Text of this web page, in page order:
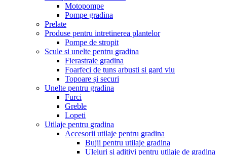
Motopompe
Pompe gradina
Prelate
Produse pentru intretinerea plantelor
Pompe de stropit
Scule si unelte pentru gradina
Fierastraie gradina
Foarfeci de tuns arbusti si gard viu
Topoare și securi
Unelte pentru gradina
Furci
Greble
Lopeti
Utilaje pentru gradina
Accesorii utilaje pentru gradina
Bujii pentru utilaje gradina
Uleiuri si aditivi pentru utilaje de gradina